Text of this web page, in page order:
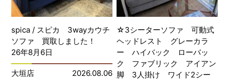
spica / スピカ 3wayカウチ
ソファ 買取しました！
26年8月6日
大垣店 2026.08.06
☆3シーターソファ 可動式
ヘッドレスト グレーカラ
ー ハイバック ローバッ
ク ファブリック アイアン
脚 3人掛け ワイド2シー